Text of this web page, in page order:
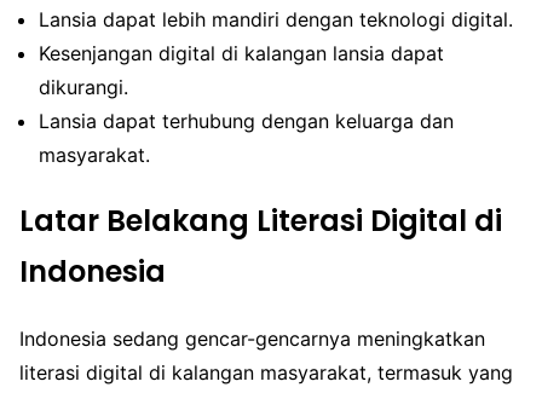
Lansia dapat lebih mandiri dengan teknologi digital.
Kesenjangan digital di kalangan lansia dapat
dikurangi.
Lansia dapat terhubung dengan keluarga dan
masyarakat.
Latar Belakang Literasi Digital di
Indonesia
Indonesia sedang gencar-gencarnya meningkatkan
literasi digital di kalangan masyarakat, termasuk yang